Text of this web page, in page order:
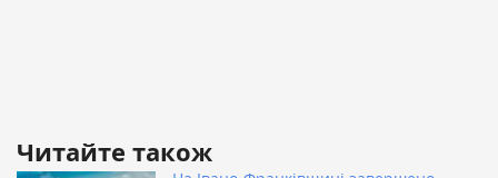
Читайте також